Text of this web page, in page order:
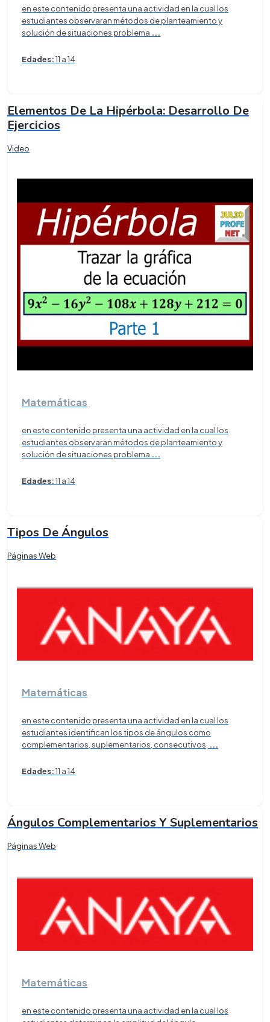
en este contenido presenta una actividad en la cual los
estudiantes observaran métodos de planteamiento y
solución de situaciones problema ...
Edades:11 a 14
Elementos De La Hipérbola: Desarrollo De
Ejercicios
Video
Matemáticas
en este contenido presenta una actividad en la cual los
estudiantes observaran métodos de planteamiento y
solución de situaciones problema ...
Edades:11 a 14
Tipos De Ángulos
Páginas Web
Matemáticas
en este contenido presenta una actividad en la cual los
estudiantes identifican los tipos de ángulos como
complementarios, suplementarios, consecutivos, ...
Edades:11 a 14
Ángulos Complementarios Y Suplementarios
Páginas Web
Matemáticas
en este contenido presenta una actividad en la cual los